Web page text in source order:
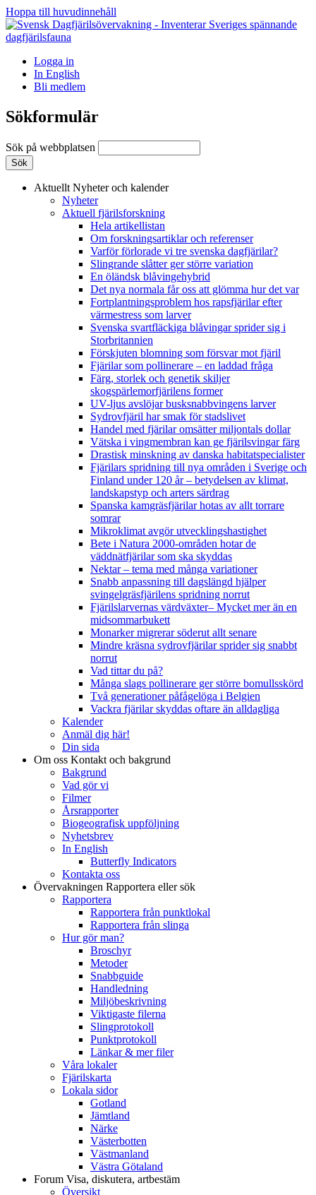
Hoppa till huvudinnehåll
Logga in
In English
Bli medlem
Sökformulär
Sök på webbplatsen
Aktuellt Nyheter och kalender
Nyheter
Aktuell fjärilsforskning
Hela artikellistan
Om forskningsartiklar och referenser
Varför förlorade vi tre svenska dagfjärilar?
Slingrande slåtter ger större variation
En öländsk blåvingehybrid
Det nya normala får oss att glömma hur det var
Fortplantningsproblem hos rapsfjärilar efter
värmestress som larver
Svenska svartfläckiga blåvingar sprider sig i
Storbritannien
Förskjuten blomning som försvar mot fjäril
Fjärilar som pollinerare – en laddad fråga
Färg, storlek och genetik skiljer
skogspärlemorfjärilens former
UV-ljus avslöjar busksnabbvingens larver
Sydrovfjäril har smak för stadslivet
Handel med fjärilar omsätter miljontals dollar
Vätska i vingmembran kan ge fjärilsvingar färg
Drastisk minskning av danska habitatspecialister
Fjärilars spridning till nya områden i Sverige och
Finland under 120 år– betydelsen av klimat,
landskapstyp och arters särdrag
Spanska kamgräsfjärilar hotas av allt torrare
somrar
Mikroklimat avgör utvecklingshastighet
Bete i Natura 2000-områden hotar de
väddnätfjärilar som ska skyddas
Nektar – tema med många variationer
Snabb anpassning till dagslängd hjälper
svingelgräsfjärilens spridning norrut
Fjärilslarvernas värdväxter– Mycket mer än en
midsommarbukett
Monarker migrerar söderut allt senare
Mindre kräsna sydrovfjärilar sprider sig snabbt
norrut
Vad tittar du på?
Många slags pollinerare ger större bomullsskörd
Två generationer påfågelöga i Belgien
Vackra fjärilar skyddas oftare än alldagliga
Kalender
Anmäl dig här!
Din sida
Om oss Kontakt och bakgrund
Bakgrund
Vad gör vi
Filmer
Årsrapporter
Biogeografisk uppföljning
Nyhetsbrev
In English
Butterfly Indicators
Kontakta oss
Övervakningen Rapportera eller sök
Rapportera
Rapportera från punktlokal
Rapportera från slinga
Hur gör man?
Broschyr
Metoder
Snabbguide
Handledning
Miljöbeskrivning
Viktigaste filerna
Slingprotokoll
Punktprotokoll
Länkar & mer filer
Våra lokaler
Fjärilskarta
Lokala sidor
Gotland
Jämtland
Närke
Västerbotten
Västmanland
Västra Götaland
Forum Visa, diskutera, artbestäm
Översikt